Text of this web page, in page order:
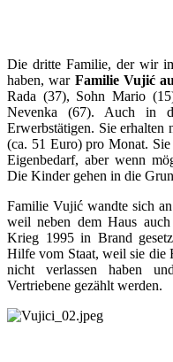
Die dritte Familie, der wir
haben, war Familie Vujić
Rada (37), Sohn Mario
Nevenka (67). Auch in
Erwerbstätigen. Sie
(ca. 51 Euro) pro Monat.
Eigenbedarf, aber wenn
Die Kinder gehen in die
Familie Vujić wandte sich
weil neben dem Haus
Krieg 1995 in Brand
Hilfe vom Staat, weil sie die
nicht verlassen haben
Vertriebene gezählt werden.